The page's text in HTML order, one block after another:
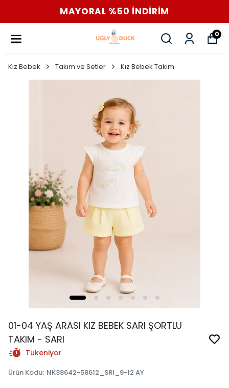
MAYORAL %50 İNDİRİM
0
Kız Bebek Takım ve Setler Kız Bebek Takım
01-04 YAŞ ARASI KIZ BEBEK SARI ŞORTLU
TAKIM - SARI
Tükeniyor
Ürün Kodu: NK38642-58612_SRI_9-12 AY